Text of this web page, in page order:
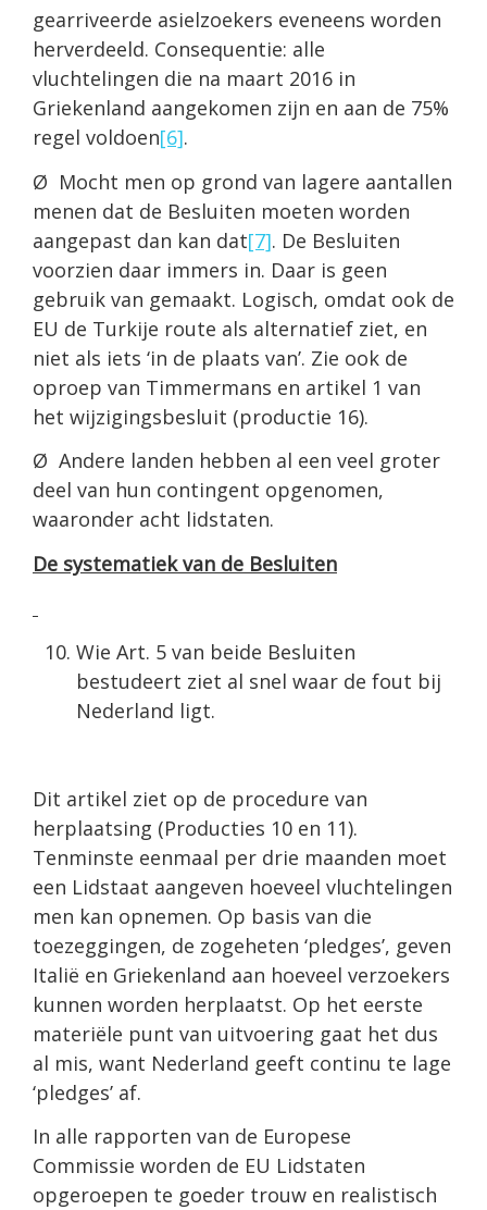
gearriveerde asielzoekers eveneens worden
herverdeeld. Consequentie: alle
vluchtelingen die na maart 2016 in
Griekenland aangekomen zijn en aan de 75%
regel voldoen[6].
Ø Mocht men op grond van lagere aantallen
menen dat de Besluiten moeten worden
aangepast dan kan dat[7]. De Besluiten
voorzien daar immers in. Daar is geen
gebruik van gemaakt. Logisch, omdat ook de
EU de Turkije route als alter­natief ziet, en
niet als iets ‘in de plaats van’. Zie ook de
oproep van Timmermans en artikel 1 van
het wijzigingsbesluit (productie 16).
Ø Andere landen hebben al een veel groter
deel van hun contingent opgenomen,
waaronder acht lidstaten.
De systematiek van de Besluiten
Wie Art. 5 van beide Besluiten
bestudeert ziet al snel waar de fout bij
Nederland ligt.
Dit artikel ziet op de procedure van
herplaatsing (Producties 10 en 11).
Tenminste eenmaal per drie maanden moet
een Lidstaat aangeven hoeveel vluchtelingen
men kan opnemen. Op basis van die
toezeggingen, de zogeheten ‘pledges’, geven
Italië en Griekenland aan hoeveel verzoekers
kunnen worden herplaatst. Op het eerste
materiële punt van uitvoering gaat het dus
al mis, want Nederland geeft continu te lage
‘pledges’ af.
In alle rapporten van de Europese
Commissie worden de EU Lidstaten
opgeroepen te goeder trouw en realistisch